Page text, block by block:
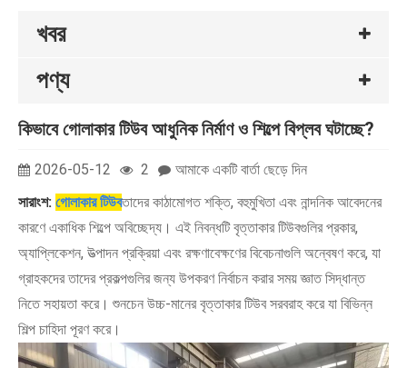
খবর
পণ্য
কিভাবে গোলাকার টিউব আধুনিক নির্মাণ ও শিল্পে বিপ্লব ঘটাচ্ছে?
2026-05-12 2
আমাকে একটি বার্তা ছেড়ে দিন
সারাংশ: গোলাকার টিউবতাদের কাঠামোগত শক্তি, বহুমুখিতা এবং নান্দনিক আবেদনের
কারণে একাধিক শিল্পে অবিচ্ছেদ্য। এই নিবন্ধটি বৃত্তাকার টিউবগুলির প্রকার,
অ্যাপ্লিকেশন, উত্পাদন প্রক্রিয়া এবং রক্ষণাবেক্ষণের বিবেচনাগুলি অন্বেষণ করে, যা
গ্রাহকদের তাদের প্রকল্পগুলির জন্য উপকরণ নির্বাচন করার সময় জ্ঞাত সিদ্ধান্ত
নিতে সহায়তা করে। শুনচেন উচ্চ-মানের বৃত্তাকার টিউব সরবরাহ করে যা বিভিন্ন
শিল্প চাহিদা পূরণ করে।